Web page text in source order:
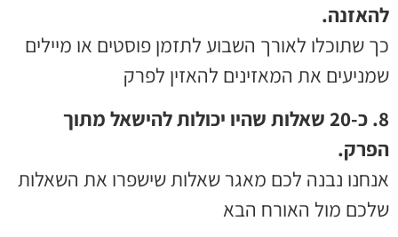
להאזנה.
כך שתוכלו לאורך השבוע לתזמן פוסטים או מיילים
שמניעים את המאזינים להאזין לפרק
8. כ-20 שאלות שהיו יכולות להישאל מתוך
הפרק.
אנחנו נבנה לכם מאגר שאלות שישפרו את השאלות
שלכם מול האורח הבא